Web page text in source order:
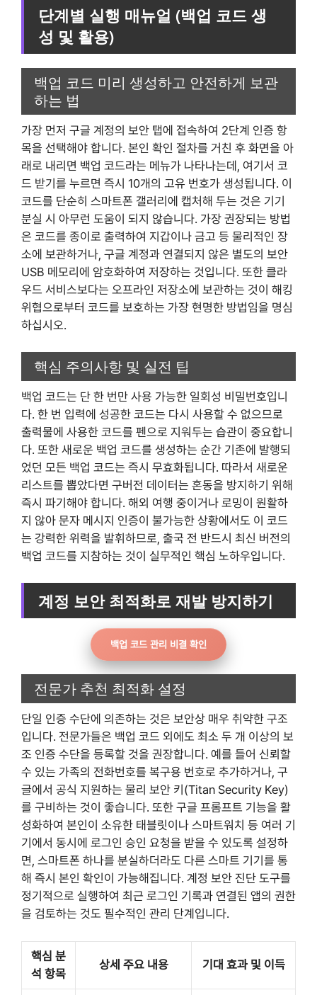
단계별 실행 매뉴얼 (백업 코드 생
성 및 활용)
백업 코드 미리 생성하고 안전하게 보관
하는 법
가장 먼저 구글 계정의 보안 탭에 접속하여 2단계 인증 항
목을 선택해야 합니다. 본인 확인 절차를 거친 후 화면을 아
래로 내리면 백업 코드라는 메뉴가 나타나는데, 여기서 코
드 받기를 누르면 즉시 10개의 고유 번호가 생성됩니다. 이
코드를 단순히 스마트폰 갤러리에 캡처해 두는 것은 기기
분실 시 아무런 도움이 되지 않습니다. 가장 권장되는 방법
은 코드를 종이로 출력하여 지갑이나 금고 등 물리적인 장
소에 보관하거나, 구글 계정과 연결되지 않은 별도의 보안
USB 메모리에 암호화하여 저장하는 것입니다. 또한 클라
우드 서비스보다는 오프라인 저장소에 보관하는 것이 해킹
위협으로부터 코드를 보호하는 가장 현명한 방법임을 명심
하십시오.
핵심 주의사항 및 실전 팁
백업 코드는 단 한 번만 사용 가능한 일회성 비밀번호입니
다. 한 번 입력에 성공한 코드는 다시 사용할 수 없으므로
출력물에 사용한 코드를 펜으로 지워두는 습관이 중요합니
다. 또한 새로운 백업 코드를 생성하는 순간 기존에 발행되
었던 모든 백업 코드는 즉시 무효화됩니다. 따라서 새로운
리스트를 뽑았다면 구버전 데이터는 혼동을 방지하기 위해
즉시 파기해야 합니다. 해외 여행 중이거나 로밍이 원활하
지 않아 문자 메시지 인증이 불가능한 상황에서도 이 코드
는 강력한 위력을 발휘하므로, 출국 전 반드시 최신 버전의
백업 코드를 지참하는 것이 실무적인 핵심 노하우입니다.
계정 보안 최적화로 재발 방지하기
백업 코드 관리 비결 확인
전문가 추천 최적화 설정
단일 인증 수단에 의존하는 것은 보안상 매우 취약한 구조
입니다. 전문가들은 백업 코드 외에도 최소 두 개 이상의 보
조 인증 수단을 등록할 것을 권장합니다. 예를 들어 신뢰할
수 있는 가족의 전화번호를 복구용 번호로 추가하거나, 구
글에서 공식 지원하는 물리 보안 키(Titan Security Key)
를 구비하는 것이 좋습니다. 또한 구글 프롬프트 기능을 활
성화하여 본인이 소유한 태블릿이나 스마트워치 등 여러 기
기에서 동시에 로그인 승인 요청을 받을 수 있도록 설정하
면, 스마트폰 하나를 분실하더라도 다른 스마트 기기를 통
해 즉시 본인 확인이 가능해집니다. 계정 보안 진단 도구를
정기적으로 실행하여 최근 로그인 기록과 연결된 앱의 권한
을 검토하는 것도 필수적인 관리 단계입니다.
핵심 분
석 항목
상세 주요 내용 기대 효과 및 이득